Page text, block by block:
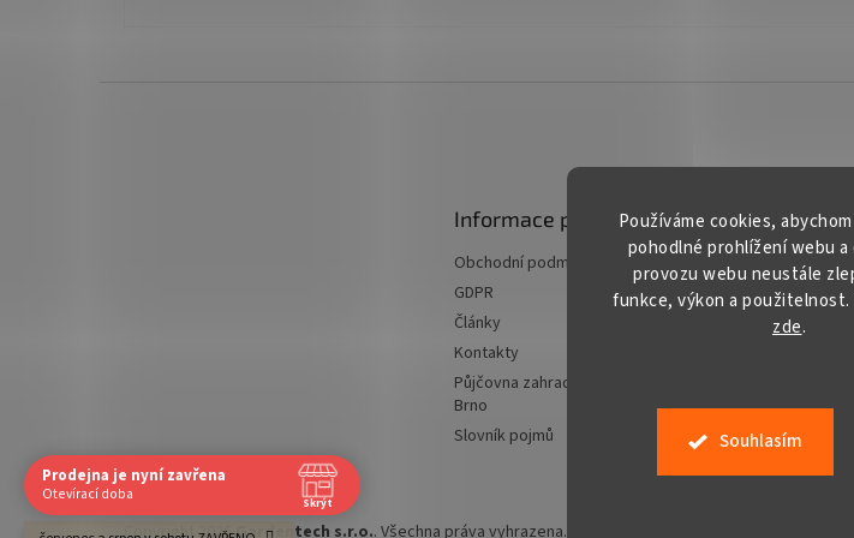
Používáme cookies,
pohodlné prohlížení webu a
provozu webu neustále
funkce, výkon a použitelnost.
zde.
Souhlasím
Informace pro vás
Obchodní podmínky
GDPR
Články
Kontakty
Půjčovna zahradní techniky
Brno
Slovník pojmů
Kontakt
prodej@
+420 548
+420 777 228
Copyright 2026Gardentech s.r.o.. Všechna práva vyhrazena.
Prodejna je nyní zavřena
Otevírací doba Skrýt
Navštivte nás osobně
Čas